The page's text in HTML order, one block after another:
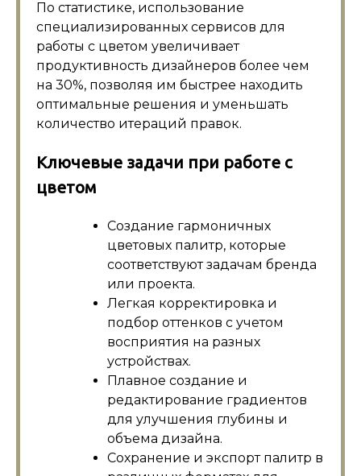
По статистике, использование
специализированных сервисов для
работы с цветом увеличивает
продуктивность дизайнеров более чем
на 30%, позволяя им быстрее находить
оптимальные решения и уменьшать
количество итераций правок.
Ключевые задачи при работе с
цветом
Создание гармоничных
цветовых палитр, которые
соответствуют задачам бренда
или проекта.
Легкая корректировка и
подбор оттенков с учетом
восприятия на разных
устройствах.
Плавное создание и
редактирование градиентов
для улучшения глубины и
объема дизайна.
Сохранение и экспорт палитр в